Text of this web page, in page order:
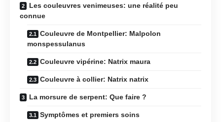
Les couleuvres venimeuses: une réalité peu
connue
Couleuvre de Montpellier: Malpolon
monspessulanus
Couleuvre vipérine: Natrix maura
Couleuvre à collier: Natrix natrix
La morsure de serpent: Que faire ?
Symptômes et premiers soins